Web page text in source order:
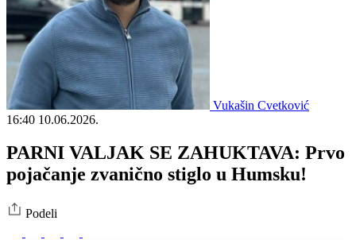
Vukašin Cvetković
16:40 10.06.2026.
PARNI VALJAK SE ZAHUKTAVA: Prvo
pojačanje zvanično stiglo u Humsku!
Podeli